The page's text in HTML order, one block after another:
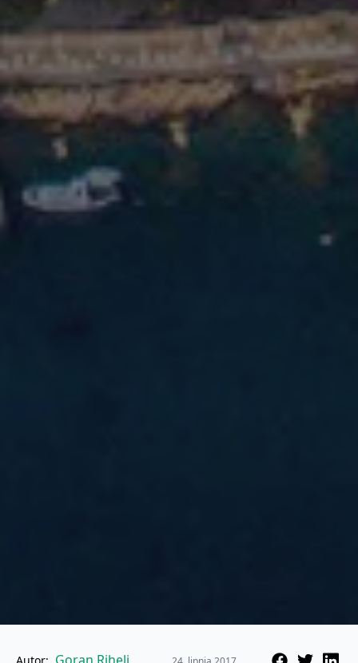
Autor: Goran Rihelj